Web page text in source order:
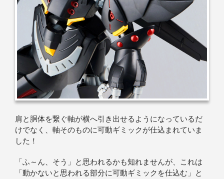
肩と胴体を繋ぐ軸が横へ引き出せるようになっているだ
けでなく、軸そのものに可動ギミックが仕込まれていま
した！
「ふ～ん、そう」と思われるかも知れませんが、これは
「動かないと思われる部分に可動ギミックを仕込む」と